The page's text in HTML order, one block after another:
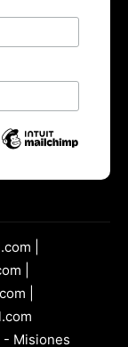
|
|
|
- Misiones